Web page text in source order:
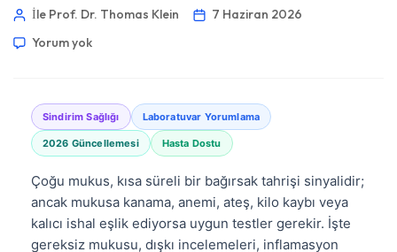
İle Prof. Dr. Thomas Klein
7 Haziran 2026
Yorum yok
Sindirim Sağlığı Laboratuvar Yorumlama
2026 Güncellemesi Hasta Dostu
Çoğu mukus, kısa süreli bir bağırsak tahrişi sinyalidir;
ancak mukusa kanama, anemi, ateş, kilo kaybı veya
kalıcı ishal eşlik ediyorsa uygun testler gerekir. İşte
gereksiz mukusu, dışkı incelemeleri, inflamasyon